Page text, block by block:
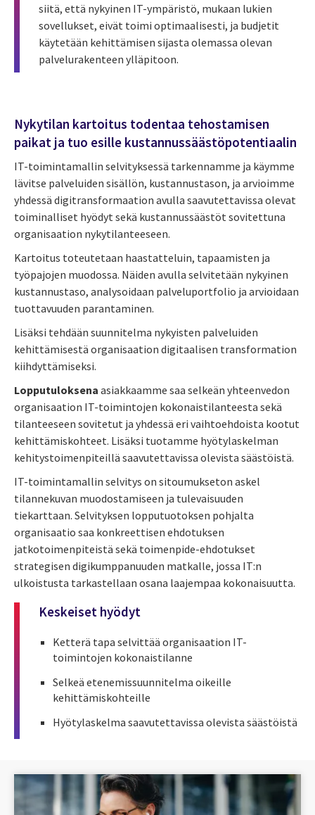
siitä, että nykyinen IT-ympäristö, mukaan lukien
sovellukset, eivät toimi optimaalisesti, ja budjetit
käytetään kehittämisen sijasta olemassa olevan
palvelurakenteen ylläpitoon.
Nykytilan kartoitus todentaa tehostamisen
paikat ja tuo esille kustannussäästöpotentiaalin
IT-toimintamallin selvityksessä tarkennamme ja käymme
lävitse palveluiden sisällön, kustannustason, ja arvioimme
yhdessä digitransformaation avulla saavutettavissa olevat
toiminalliset hyödyt sekä kustannussäästöt sovitettuna
organisaation nykytilanteeseen.
Kartoitus toteutetaan haastatteluin, tapaamisten ja
työpajojen muodossa. Näiden avulla selvitetään nykyinen
kustannustaso, analysoidaan palveluportfolio ja arvioidaan
tuottavuuden parantaminen.
Lisäksi tehdään suunnitelma nykyisten palveluiden
kehittämisestä organisaation digitaalisen transformation
kiihdyttämiseksi.
Lopputuloksena asiakkaamme saa selkeän yhteenvedon
organisaation IT-toimintojen kokonaistilanteesta sekä
tilanteeseen sovitetut ja yhdessä eri vaihtoehdoista kootut
kehittämiskohteet. Lisäksi tuotamme hyötylaskelman
kehitystoimenpiteillä saavutettavissa olevista säästöistä.
IT-toimintamallin selvitys on sitoumukseton askel
tilannekuvan muodostamiseen ja tulevaisuuden
tiekarttaan. Selvityksen lopputuotoksen pohjalta
organisaatio saa konkreettisen ehdotuksen
jatkotoimenpiteistä sekä toimenpide-ehdotukset
strategisen digikumppanuuden matkalle, jossa IT:n
ulkoistusta tarkastellaan osana laajempaa kokonaisuutta.
Keskeiset hyödyt
Ketterä tapa selvittää organisaation IT-
toimintojen kokonaistilanne
Selkeä etenemissuunnitelma oikeille
kehittämiskohteille
Hyötylaskelma saavutettavissa olevista säästöistä